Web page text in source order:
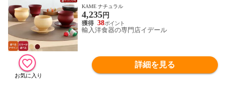
食洗機対応 ギフト 結婚祝い プレゼント 贈
り物 【食器 カトラリー】【ギフト】
KAME ナチュラル
4,235円
38
輸入洋食器の専門店イデール
詳細を見る